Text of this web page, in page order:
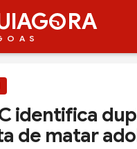
RA
identifica
de matar